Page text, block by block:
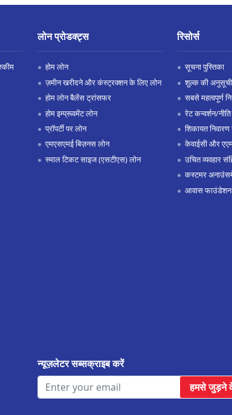
लोन प्रोडक्ट्स
होम लोन
ज़मीन खरीदने और कंस्ट्रक्शन के लिए लोन
होम लोन बैलेंस ट्रांसफर
होम इम्प्रूवमेंट लोन
प्रॉपर्टी पर लोन
एमएसएमई बिज़नस लोन
स्माल टिकट साइज (एसटीएस) लोन
रिसोर्स
सूचना पुस्तिका
शुल्क की अनुसूची
सबसे महत्वपूर्ण
रेट कन्वर्शन/नीति
शिकायत निवारण
केवाईसी और
उचित व्यवहार
कस्टमर
आवास फाउंडेशन
न्यूज़लेटर सब्सक्राइब करें
हमसे जुड़ने